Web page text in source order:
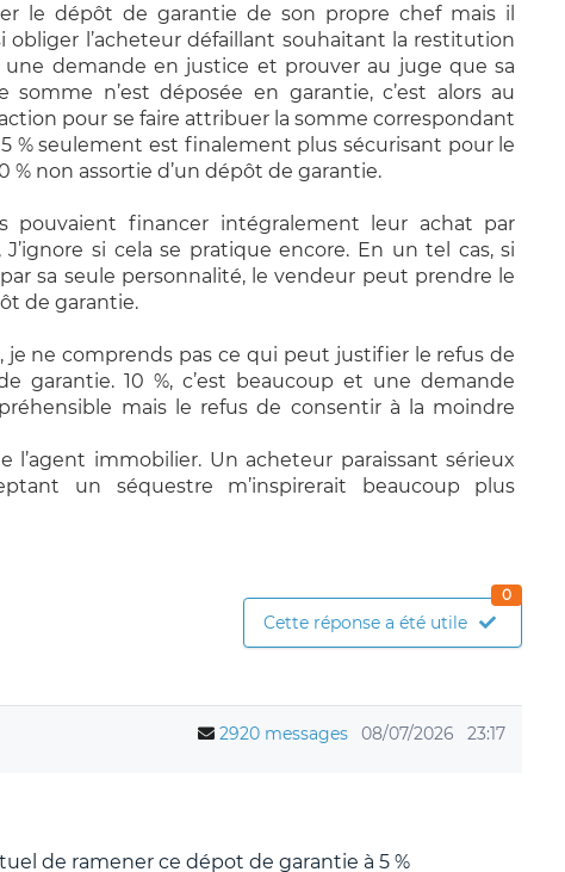
le dépôt de garantie de son propre chef mais il
l’acheteur défaillant souhaitant la restitution
une demande en justice et prouver au juge que sa
somme n’est déposée en garantie, c’est alors au
pour se faire attribuer la somme correspondant
% seulement est finalement plus sécurisant pour le
% non assortie d’un dépôt de garantie.
pouvaient financer intégralement leur achat par
si cela se pratique encore. En un tel cas, si
sa seule personnalité, le vendeur peut prendre le
de garantie.
je ne comprends pas ce qui peut justifier le refusde
garantie.10 %, c’est beaucoup et une demande
mais le refus de consentir à la moindre
l’agent immobilier. Un acheteur paraissant sérieux
un séquestre m’inspirerait beaucoup plus
Cette réponse a été utile
0
2920 messages 08/07/2026 23:17
de ramener ce dépot de garantie à 5 %